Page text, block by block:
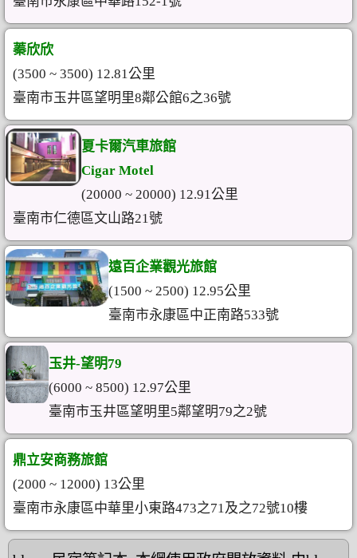
蓁欣欣
(3500 ~ 3500) 12.81公里
臺南市玉井區望明里8鄰公館6之36號
夏卡爾汽車旅館
Cigar Motel
(20000 ~ 20000) 12.91公里
臺南市仁德區文山路21號
遠百企業觀光旅館
(1500 ~ 2500) 12.95公里
臺南市永康區中正南路533號
玉井-望明79
(6000 ~ 8500) 12.97公里
臺南市玉井區望明里5鄰望明79之2號
鼎立安商務旅館
(2000 ~ 12000) 13公里
臺南市永康區中華里小東路473之71及之72號10樓